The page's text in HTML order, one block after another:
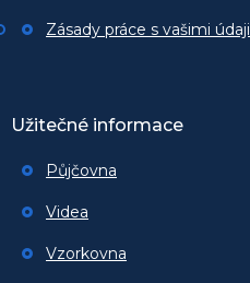
Zásady práce s vašimi údaji
Užitečné informace
Půjčovna
Videa
Vzorkovna